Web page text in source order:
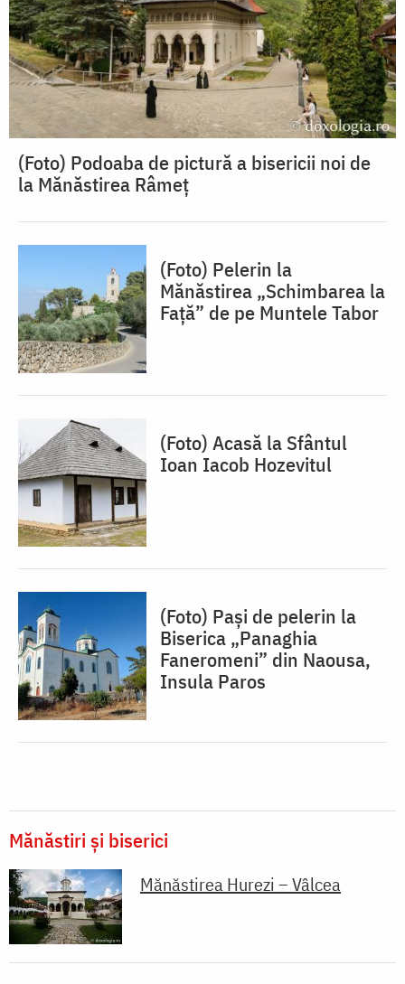
(Foto) Podoaba de pictură a bisericii noi de
la Mănăstirea Râmeț
(Foto) Pelerin la
Mănăstirea „Schimbarea la
Față” de pe Muntele Tabor
(Foto) Acasă la Sfântul
Ioan Iacob Hozevitul
(Foto) Pași de pelerin la
Biserica „Panaghia
Faneromeni” din Naousa,
Insula Paros
Mănăstiri și biserici
Mănăstirea Hurezi – Vâlcea